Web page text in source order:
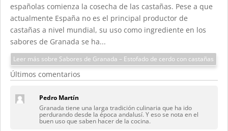
españolas comienza la cosecha de las castañas. Pese a que
actualmente España no es el principal productor de
castañas a nivel mundial, su uso como ingrediente en los
sabores de Granada se ha...
Leer más sobre Sabores de Granada – Estofado de cerdo con castañas
Últimos comentarios
Pedro Martín
Granada tiene una larga tradición culinaria que ha ido
perdurando desde la época andalusí. Y eso se nota en el
buen uso que saben hacer de la cocina.